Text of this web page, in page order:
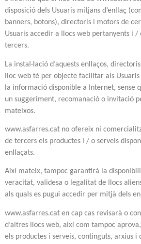
disposició dels Usuaris mitjans d’enllaç
banners, botons), directoris i motors de
Usuaris accedir a llocs web pertanyents i /
tercers.
La instal·lació d’aquests enllaços,
lloc web té per objecte facilitar als
la informació disponible a Internet, sense
un suggeriment, recomanació o invitació
mateixos.
www.asfarres.cat no ofereix ni
de tercers els productes i / o serveis
enllaçats.
Així mateix, tampoc garantirà la
veracitat, validesa o legalitat de llocs
als quals es pugui accedir per mitjà dels
www.asfarres.cat en cap cas revisarà o
d’altres llocs web, així com tampoc
els productes i serveis, continguts, arxius i